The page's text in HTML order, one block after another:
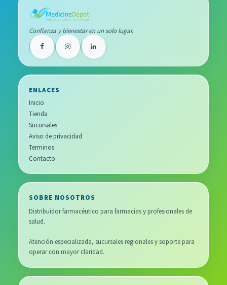
Confianza y bienestar en un solo lugar.
ENLACES
Inicio
Tienda
Sucursales
Aviso de privacidad
Terminos
Contacto
SOBRE NOSOTROS
Distribuidor farmacéutico para farmacias y profesionales de
salud.
Atención especializada, sucursales regionales y soporte para
operar con mayor claridad.